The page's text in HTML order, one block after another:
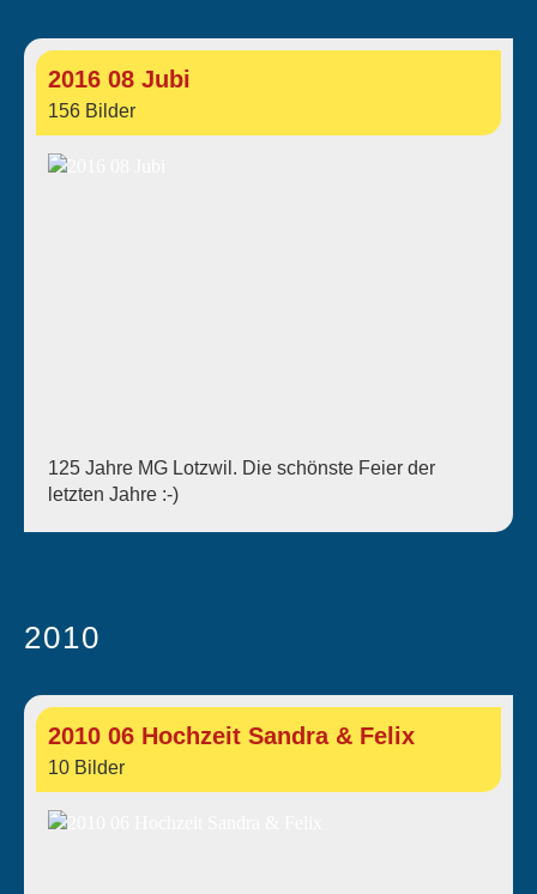
2016 08 Jubi
156 Bilder
125 Jahre MG Lotzwil. Die schönste Feier der
letzten Jahre :-)
2010
2010 06 Hochzeit Sandra & Felix
10 Bilder